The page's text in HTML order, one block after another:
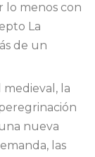
lo menos con
La
de un
la
nueva
las